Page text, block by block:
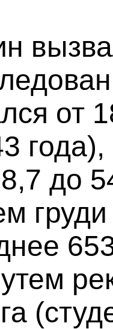
от
до